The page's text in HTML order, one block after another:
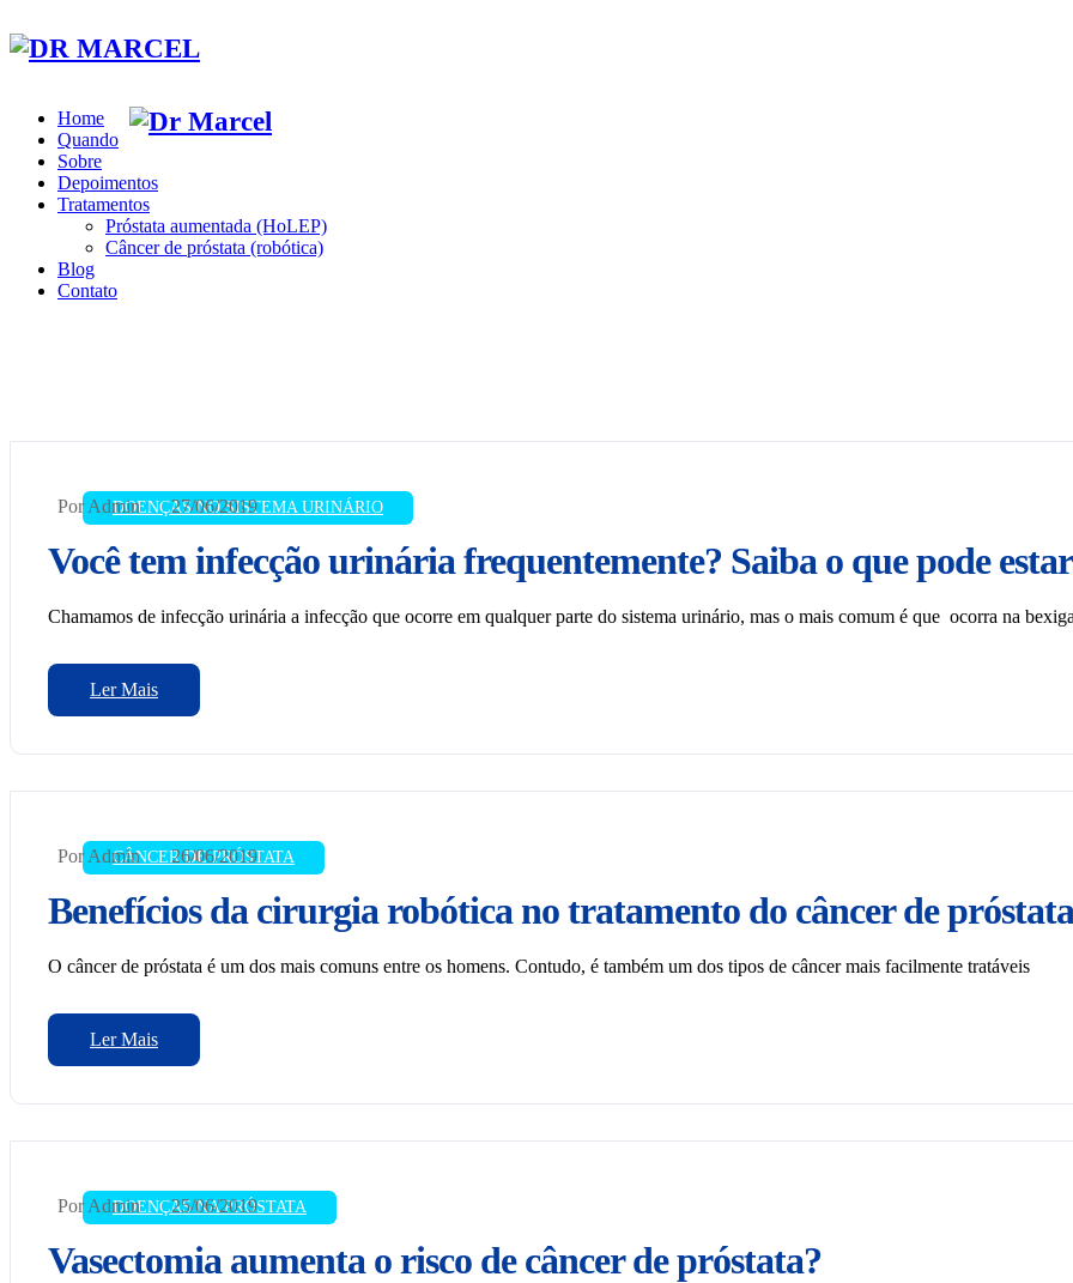
Home
Quando
Sobre
Depoimentos
Tratamentos
Próstata aumentada (HoLEP)
Câncer de próstata (robótica)
Blog
Contato
DOENÇAS NO SISTEMA URINÁRIO
Por Admin 27/06/2019
Você tem infecção urinária frequentemente? Saiba o que pode
Chamamos de infecção urinária a infecção que ocorre em qualquer parte do sistema urinário, mas o mais comum é que ocorra na
Ler Mais
CÂNCER DE PRÓSTATA
Por Admin 26/06/2019
Benefícios da cirurgia robótica no tratamento do câncer de próstata
O câncer de próstata é um dos mais comuns entre os homens. Contudo, é também um dos tipos de câncer mais facilmente tratáveis
Ler Mais
DOENÇAS NA PRÓSTATA
Por Admin 25/06/2019
Vasectomia aumenta o risco de câncer de próstata?